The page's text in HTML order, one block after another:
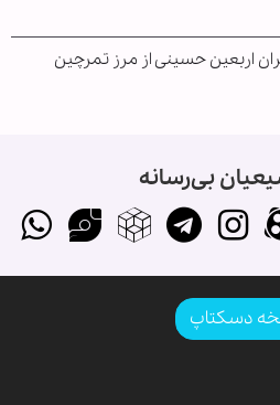
اربعین حسینی از مرز تمرچین
بی‌رسانه
دسکتاپ